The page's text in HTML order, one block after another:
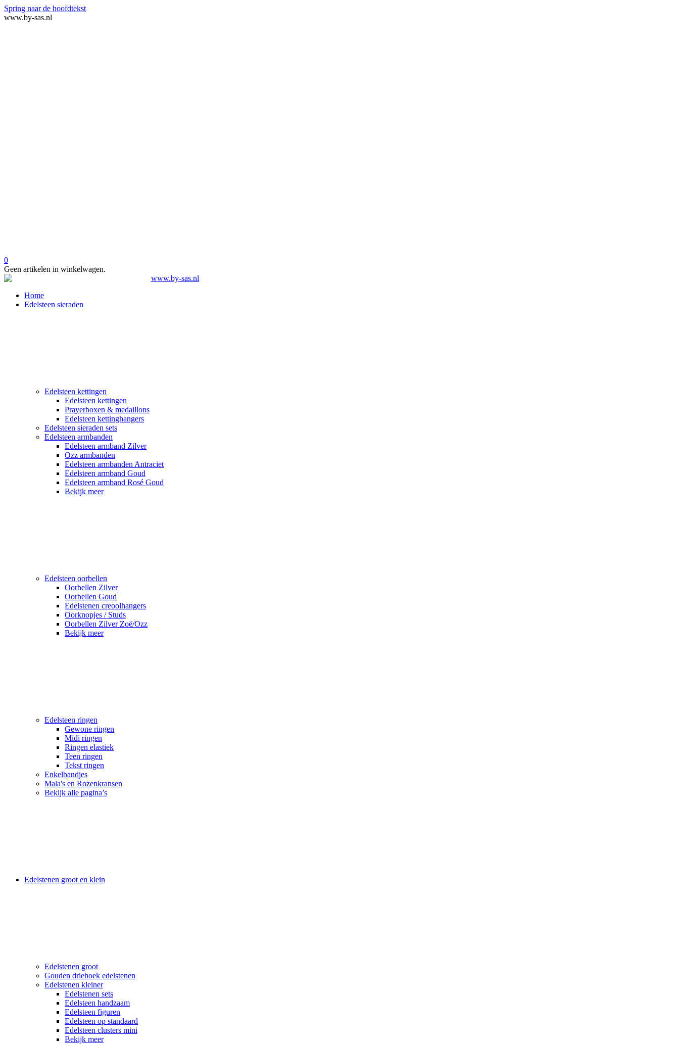
Spring naar de hoofdtekst
www.by-sas.nl
0
Geen artikelen in winkelwagen.
Home
Edelsteen sieraden
Edelsteen kettingen
Edelsteen kettingen
Prayerboxen & medaillons
Edelsteen kettinghangers
Edelsteen sieraden sets
Edelsteen armbanden
Edelsteen armband Zilver
Ozz armbanden
Edelsteen armbanden Antraciet
Edelsteen armband Goud
Edelsteen armband Rosé Goud
Bekijk meer
Edelsteen oorbellen
Oorbellen Zilver
Oorbellen Goud
Edelstenen creoolhangers
Oorknopjes / Studs
Oorbellen Zilver Zoë/Ozz
Bekijk meer
Edelsteen ringen
Gewone ringen
Midi ringen
Ringen elastiek
Teen ringen
Tekst ringen
Enkelbandjes
Mala's en Rozenkransen
Bekijk alle pagina’s
Edelstenen groot en klein
Edelstenen groot
Gouden driehoek edelstenen
Edelstenen kleiner
Edelstenen sets
Edelsteen handzaam
Edelsteen figuren
Edelsteen op standaard
Edelsteen clusters mini
Bekijk meer